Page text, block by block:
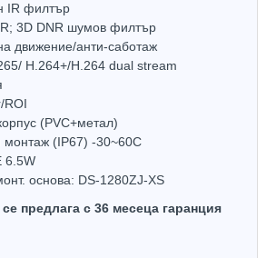
IR филтър
3D DNR шумов филтър
движение/анти-саботаж
H.264+/H.264 dual stream
ROI
(PVC+метал)
монтаж (IP67) -30~60C
6.5W
основа: DS-1280ZJ-XS
предлага с 36 месеца гаранция